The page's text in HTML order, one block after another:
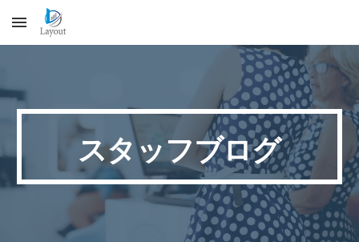
Skip to main content
スタッフブログ